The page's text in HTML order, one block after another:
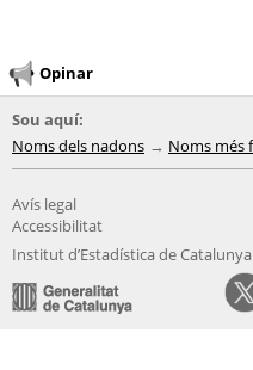
Opinar
Sou aquí:
Noms dels nadons
Noms més
Avís legal
Accessibilitat
Institut d’Estadística de Catalunya